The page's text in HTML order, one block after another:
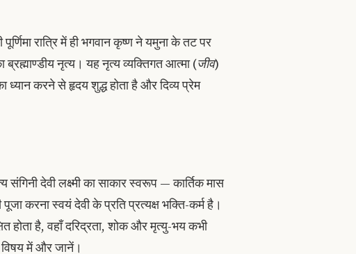
रात्रि में ही भगवान कृष्ण ने यमुना के तट पर
नृत्य। यह नृत्य व्यक्तिगत आत्मा (जीव)
ध्यान करने से हृदय शुद्ध होता है और दिव्य प्रेम
देवी लक्ष्मी का साकार स्वरूप — कार्तिक मास
करना स्वयं देवी के प्रति प्रत्यक्ष भक्ति-कर्म है।
होता है, वहाँ दरिद्रता, शोक और मृत्यु-भय कभी
में और जानें।